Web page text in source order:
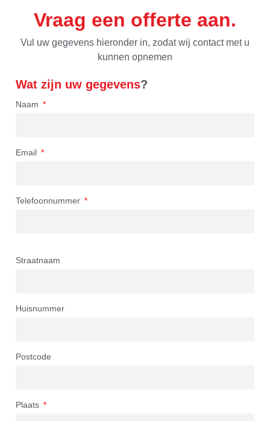
Vraag een offerte aan
Vul uw gegevens hieronder in, zodat wij contact met u
kunnen opnemen
Wat zijn uw gegevens?
Naam
Email
Telefoonnummer
Straatnaam
Huisnummer
Postcode
Plaats